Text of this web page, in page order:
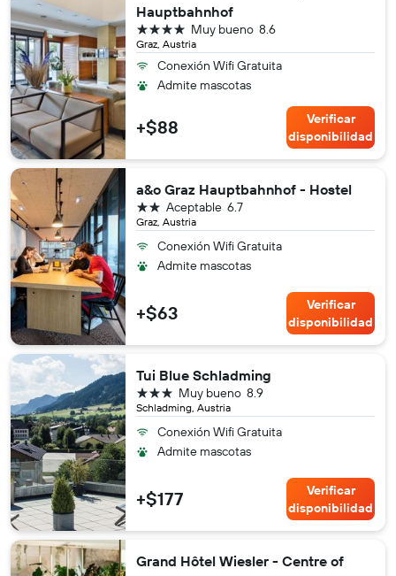
Hauptbahnhof
Graz, Austria
8.6
Muy bueno
4 estrellas
Conexión Wifi Gratuita
Admite mascotas
+$88
Verificar
disponibilidad
a&o Graz Hauptbahnhof - Hostel
Graz, Austria
6.7
Aceptable
2 estrellas
Conexión Wifi Gratuita
Admite mascotas
+$63
Verificar
disponibilidad
Tui Blue Schladming
Schladming, Austria
8.9
Muy bueno
3 estrellas
Conexión Wifi Gratuita
Admite mascotas
+$177
Verificar
disponibilidad
Grand Hôtel Wiesler - Centre of